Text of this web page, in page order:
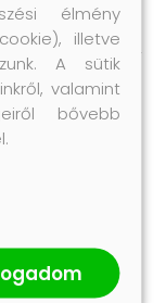
élmény
illetve
A sütik
valamint
bővebb